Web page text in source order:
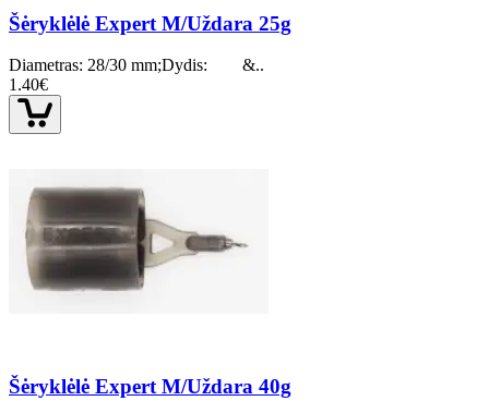
Šėryklėlė Expert M/Uždara 25g
Diametras: 28/30 mm;Dydis: &..
1.40€
Šėryklėlė Expert M/Uždara 40g